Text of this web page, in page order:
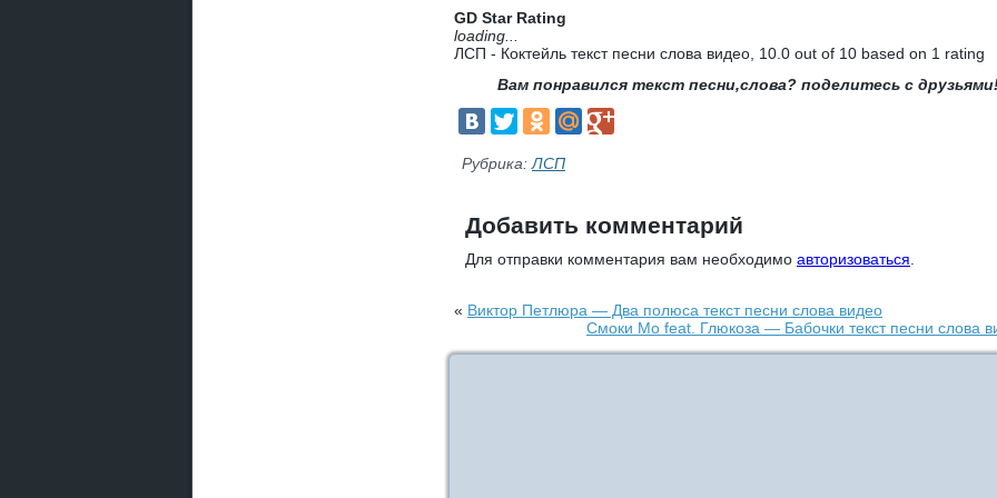
GD Star Rating
loading...
ЛСП - Коктейль текст песни слова видео 10.0 out of 10 based on 1 rating
Вам понравился текст песни,слова? поделитесь с
Рубрика: ЛСП
Добавить комментарий
Для отправки комментария вам необходимо авторизоваться
« Виктор Петлюра — Два полюса текст песни слова видео
Смоки Мо feat. Глюкоза — Бабочки текст песни слова